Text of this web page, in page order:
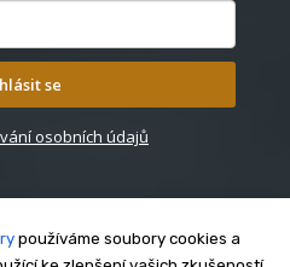
se
osobních údajů
používáme soubory cookies a